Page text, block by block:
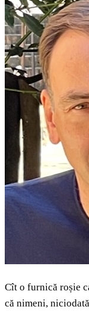
Cît o furnică roșie
că nimeni,